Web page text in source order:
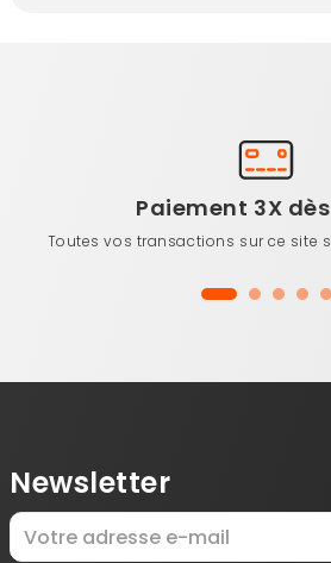
Paiement 3X
Toutes vos transactions sur ce site
Newsletter